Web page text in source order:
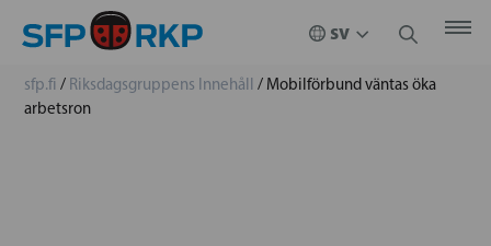
sfp.fi / Riksdagsgruppens Innehåll / Mobilförbund väntas öka
arbetsron